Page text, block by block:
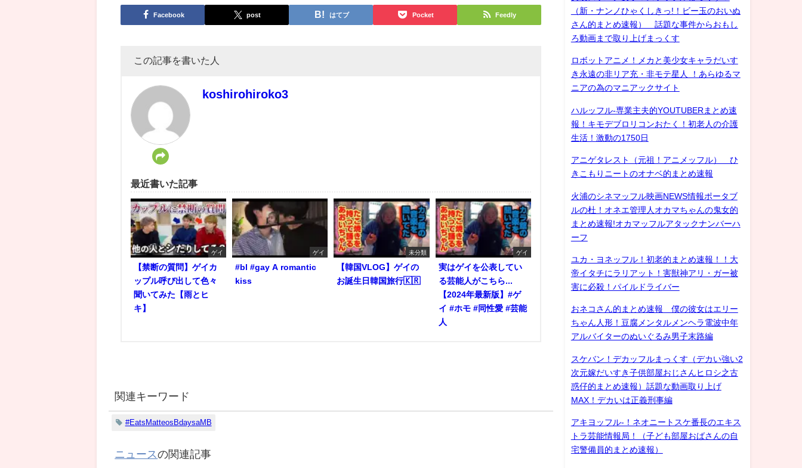
Facebook post はてブ Pocket Feedly
この記事を書いた人
koshirohiroko3
最近書いた記事
ゲイ
【禁断の質問】ゲイカ
ップル呼び出して色々
聞いてみた【雨とヒ
キ】
ゲイ
#bl #gay A romantic
kiss
未分類
【韓国VLOG】ゲイの
お誕生日韓国旅行🇰🇷
ゲイ
実はゲイを公表してい
る芸能人がこちら...
【2024年最新版】#ゲ
イ #ホモ #同性愛 #芸能
人
関連キーワード
#EatsMatteosBdaysaMB
ニュースの関連記事
（新・ナンノひゃくしきっ!！ビー玉のおいぬ
さん的まとめ速報） 話題な事件からおもし
ろ動画まで取り上げまっくす
ロボットアニメ！メカと美少女キャラだいす
き永遠の非リア充・非モテ星人 ！あらゆるマ
ニアの為のマニアックサイト
ハルッフル-専業主夫的YOUTUBERまとめ速
報！キモデブロリコンおたく！初老人の介護
生活！激動の1750日
アニゲタレスト（元祖！アニメッフル） ひ
きこもりニートのオナベ的まとめ速報
火浦のシネマッフル映画NEWS情報ポータブ
ルの杜！オネエ管理人オカマちゃんの鬼女的
まとめ速報!オカマッフルアタックナンバーハ
ーフ
ユカ・ヨネッフル！初老的まとめ速報！！大
帝イタチにラリアット！害獣神アリ・ガー被
害に必殺！パイルドライバー
おネコさん的まとめ速報 僕の彼女はエリー
ちゃん人形！豆腐メンタルメンヘラ電波中年
アルバイターのぬいぐるみ男子末路編
スケバン！デカッフルまっくす（デカい強い2
次元嫁だいすき子供部屋おじさんヒロシ之古
惑仔的まとめ速報）話題な動画取り上げ
MAX！デカいは正義刑事編
アキヨッフル-！ネオニートスケ番長のエキス
トラ芸能情報局！（子ども部屋おばさんの自
宅警備員的まとめ速報）